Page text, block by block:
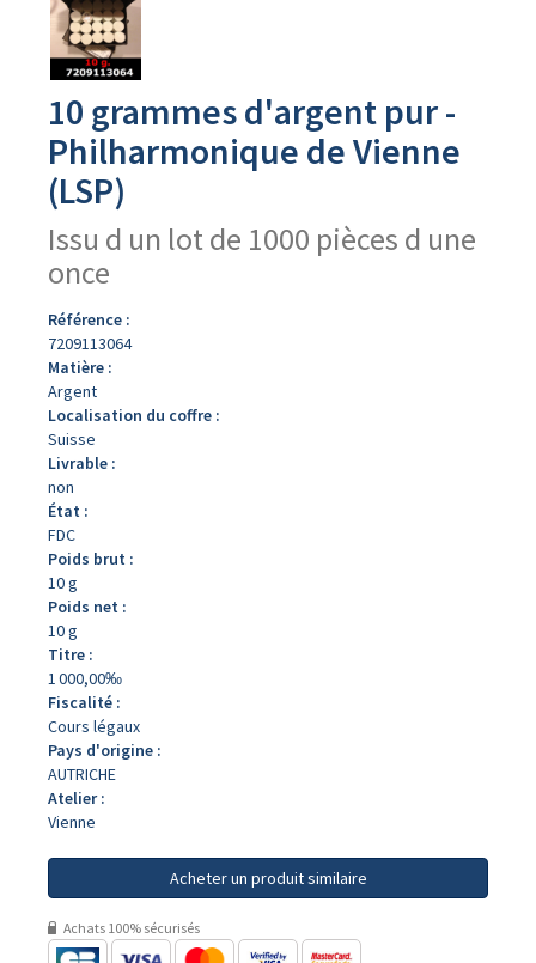
produit
10 grammes d'argent pur -
Philharmonique de Vienne
(LSP)
Issu d un lot de 1000 pièces d une
once
Référence :
7209113064
Matière :
Argent
Localisation du coffre :
Suisse
Livrable :
non
État :
FDC
Poids brut :
10 g
Poids net :
10 g
Titre :
1 000,00‰
Fiscalité :
Cours légaux
Pays d'origine :
AUTRICHE
Atelier :
Vienne
Acheter un produit similaire
Achats 100% sécurisés